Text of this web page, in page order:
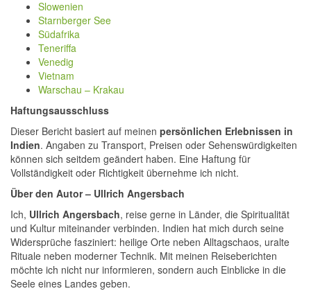
Slowenien
Starnberger See
Südafrika
Teneriffa
Venedig
Vietnam
Warschau – Krakau
Haftungsausschluss
Dieser Bericht basiert auf meinen persönlichen Erlebnissen in
Indien. Angaben zu Transport, Preisen oder Sehenswürdigkeiten
können sich seitdem geändert haben. Eine Haftung für
Vollständigkeit oder Richtigkeit übernehme ich nicht.
Über den Autor – Ullrich Angersbach
Ich, Ullrich Angersbach, reise gerne in Länder, die Spiritualität
und Kultur miteinander verbinden. Indien hat mich durch seine
Widersprüche fasziniert: heilige Orte neben Alltagschaos, uralte
Rituale neben moderner Technik. Mit meinen Reiseberichten
möchte ich nicht nur informieren, sondern auch Einblicke in die
Seele eines Landes geben.